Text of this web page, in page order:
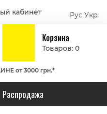
кабинет Рус Укр
Корзина
Товаров: 0
от 3000 грн.*
Распродажа